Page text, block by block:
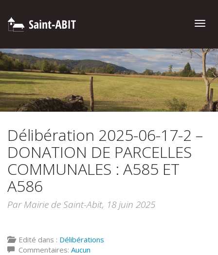
Toggle
Délibération 2025-06-17-2 –
DONATION DE PARCELLES
COMMUNALES : A585 ET
A586
Par Mairie de Saint-Abit, 18 juin 2025
Edité dans : Délibérations
Commentaires: Aucun